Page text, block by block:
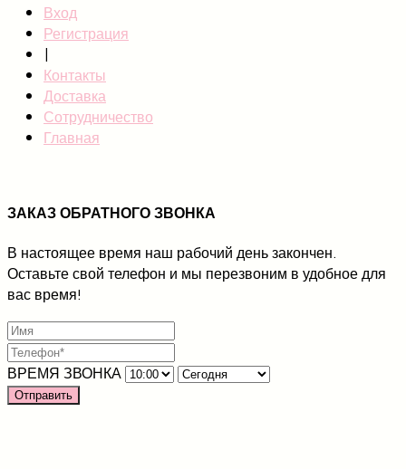
Вход
Регистрация
|
Контакты
Доставка
Сотрудничество
Главная
ЗАКАЗ ОБРАТНОГО ЗВОНКА
В настоящее время наш рабочий день закончен.
Оставьте свой телефон и мы перезвоним в удобное для
вас время!
ВРЕМЯ ЗВОНКА
Отправить